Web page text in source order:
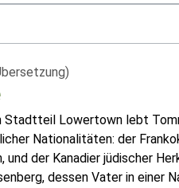
Stadtteil Lowertown lebt
Nationalitäten: der
und der Kanadier jüdischer
dessen Vater in einer